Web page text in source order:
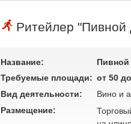
Ритейлер
Название:
Требуемые площади: от 50
Вид деятельности:
Вино и
Размещение: